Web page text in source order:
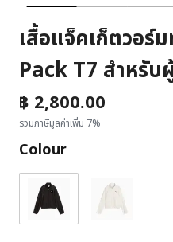
เสื้อแจ็คเก็ตวอร์
Pack T7 สำหรั
฿ 2,800.00
รวมภาษีมูลค่าเพิ่ม 7%
Colour